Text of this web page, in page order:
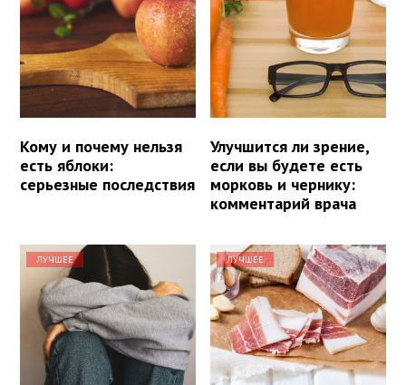
Кому и почему нельзя
есть яблоки:
серьезные последствия
Улучшится ли зрение,
если вы будете есть
морковь и чернику:
комментарий врача
ЛУЧШЕЕ ЛУЧШЕЕ